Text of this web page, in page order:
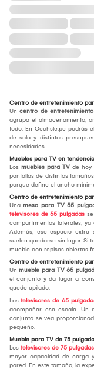
Centro de entretenimiento
Un centro de entretenimiento
agrupa el almacenamiento,
todo. En Oechsle.pe podrás
de sala y distintos
necesidades.
Muebles para TV en tendencia
Los muebles para TV de hoy
pantallas de distintos
porque define el ancho
Centro de entretenimiento
Una mesa para TV 55
televisores de 55 pulgadas
compartimentos laterales,
Además, ese espacio extra
suelen quedarse sin lugar. Si
mueble con repisas abiertas
Centro de entretenimiento
Un mueble para TV 65
el conjunto y da lugar a
quede apilado.
Los televisores de 65
acompañar esa escala. Un
conjunto se vea
pequeño.
Mueble para TV de 75
Los televisores de 75 pulgadas
mayor capacidad de carga
pared. En este tamaño, la